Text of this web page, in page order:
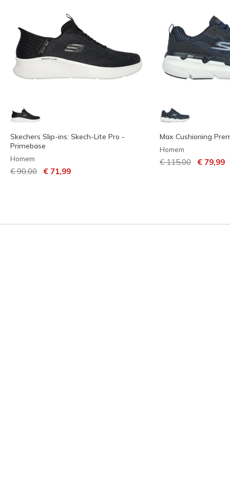
Skechers Slip-ins: Skech-Lite Pro -
Primebase
Homem
Preço com desconto de
€ 90,00 para
€ 71,99
Max Cushioning
Homem
Preço com
€ 115,00para
€ 79,99